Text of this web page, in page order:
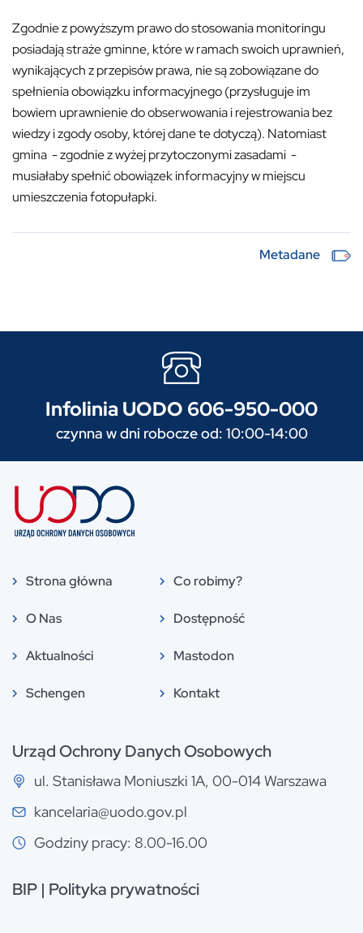
Zgodnie z powyższym prawo do stosowania monitoringu
posiadają straże gminne, które w ramach swoich uprawnień,
wynikających z przepisów prawa, nie są zobowiązane do
spełnienia obowiązku informacyjnego (przysługuje im
bowiem uprawnienie do obserwowania i rejestrowania bez
wiedzy i zgody osoby, której dane te dotyczą). Natomiast
gmina - zgodnie z wyżej przytoczonymi zasadami -
musiałaby spełnić obowiązek informacyjny w miejscu
umieszczenia fotopułapki.
Metadane
Infolinia UODO 606-950-000
czynna w dni robocze od: 10:00-14:00
Strona główna
O Nas
Aktualności
Schengen
Co robimy?
Dostępność
Mastodon
Kontakt
Urząd Ochrony Danych Osobowych
ul. Stanisława Moniuszki 1A, 00-014 Warszawa
kancelaria@uodo.gov.pl
Godziny pracy: 8.00-16.00
BIP | Polityka prywatności